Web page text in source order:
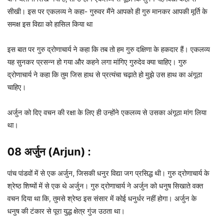
सीखी। इस पर एकलव्य ने कहा- गुरुवर मैंने आपको ही गुरु मानकर आपकी मूर्ति के
समक्ष इस विद्या को हासिल किया था
इस बात पर गुरु द्रोणाचार्य ने कहा कि तब तो हम गुरु दक्षिणा के हकदार हैं। एकलव्य
यह सुनकर प्रसन्न हो गया और कहने लगा मांगिए गुरुदेव क्या चाहिए। गुरु
द्रोणाचार्य ने कहा कि तुम जिस हाथ से प्रत्यंचा चढ़ाते हो मुझे उस हाथ का अंगूठा
चाहिए।
अर्जुन को दिए वचन की रक्षा के लिए ही उन्होंने एकलव्य से उसका अंगूठा मांग लिया
था।
08 अर्जुन (Arjun) :
पांच पांडवों में से एक अर्जुन, जिसकी धनुर विद्या जग प्रसिद्ध थी। गुरु द्रोणाचार्य के
श्रेष्ठ शिष्यों में से एक थे अर्जुन। गुरु द्रोणाचार्य ने अर्जुन को धनुष सिखाते वक्त
वचन दिया था कि, तुमसे श्रेष्ठ इस संसार में कोई धनुर्धर नहीं होगा। अर्जुन के
धनुष की टंकार से पूरा युद्ध क्षेत्र गुंज उठता था।